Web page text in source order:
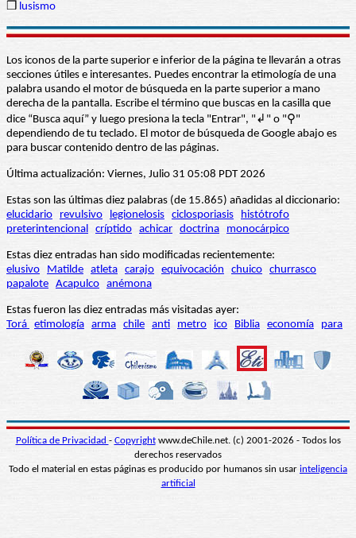
❒ lusismo
Los iconos de la parte superior e inferior de la página te llevarán a otras
secciones útiles e interesantes. Puedes encontrar la etimología de una
palabra usando el motor de búsqueda en la parte superior a mano
derecha de la pantalla. Escribe el término que buscas en la casilla que
dice “Busca aquí” y luego presiona la tecla "Entrar", "↲" o "⚲"
dependiendo de tu teclado. El motor de búsqueda de Google abajo es
para buscar contenido dentro de las páginas.
Última actualización: Viernes, Julio 31 05:08 PDT 2026
Estas son las últimas diez palabras (de 15.865) añadidas al diccionario:
elucidario
revulsivo legionelosis ciclosporiasis
histótrofo
preterintencional críptido achicar doctrina monocárpico
Estas diez entradas han sido modificadas recientemente:
elusivo
Matilde atleta carajo equivocación chuico churrasco
papalote Acapulco anémona
Estas fueron las diez entradas más visitadas ayer:
Torá etimología arma chile anti metro ico Biblia economía para
Política de Privacidad - Copyrightwww.deChile.net. (c) 2001-2026 - Todos los
derechos reservados
Todo el material en estas páginas es producido por humanos sin usar inteligencia
artificial